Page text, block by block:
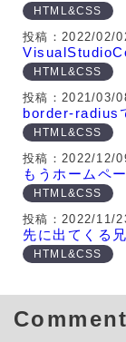
HTML&CSS
投稿：2022/02/
HTML&CSS
投稿：2021/03/
HTML&CSS
投稿：2022/12/
HTML&CSS
投稿：2022/11/
先に出てくる
HTML&CSS